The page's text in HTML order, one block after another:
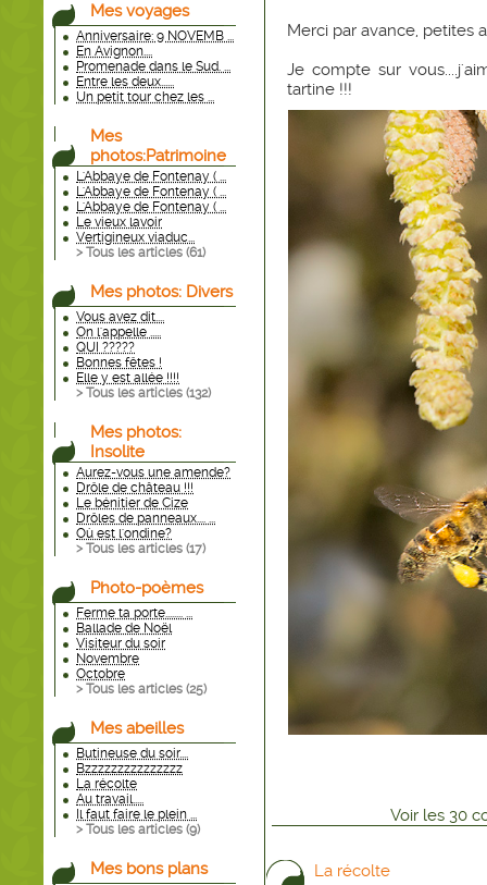
Mes voyages
Anniversaire: 9 NOVEMB ...
En Avignon....
Promenade dans le Sud. ...
Entre les deux......
Un petit tour chez les ...
Mes
photos:Patrimoine
L'Abbaye de Fontenay ( ...
L'Abbaye de Fontenay ( ...
L'Abbaye de Fontenay ( ...
Le vieux lavoir
Vertigineux viaduc...
> Tous les articles (61)
Mes photos: Divers
Vous avez dit....
On l'appelle .....
QUI ?????
Bonnes fêtes !
Elle y est allée !!!!
> Tous les articles (132)
Mes photos:
Insolite
Aurez-vous une amende?
Drôle de château !!!
Le bénitier de Cize
Drôles de panneaux.... ...
Où est l'ondine?
> Tous les articles (17)
Photo-poèmes
Ferme ta porte........ ...
Ballade de Noël
Visiteur du soir
Novembre
Octobre
> Tous les articles (25)
Mes abeilles
Butineuse du soir....
Bzzzzzzzzzzzzzzz
La récolte
Au travail.....
Il faut faire le plein ...
> Tous les articles (9)
Mes bons plans
Merci par avance, petites
Je compte sur
tartine !!!
Voir les 30
La récolte